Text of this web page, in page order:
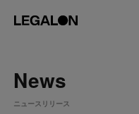
About
News
ニュースリリース